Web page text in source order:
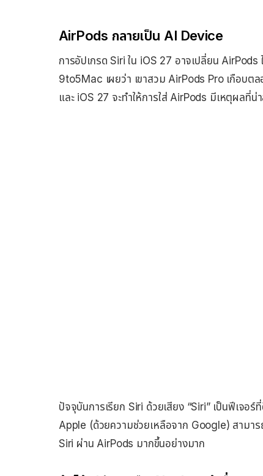
AirPods กลายเป็น AI Device
การอัปเกรด Siri ใน iOS 27 อาจเปลี่ยน
9to5Mac เผยว่า เขาสวม AirPods Pro เกือบ
และ iOS 27 จะทำให้การใส่ AirPods มีเหตุผลที่น่
ปัจจุบันการเรียก Siri ด้วยเสียง “Siri” เป็นฟีเจอร์
Apple (ด้วยความช่วยเหลือจาก Google) สามาร
Siri ผ่าน AirPods มากขึ้นอย่างมาก